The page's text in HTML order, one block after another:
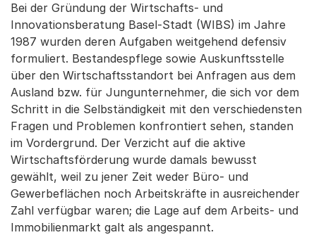
Bei der Gründung der Wirtschafts- und
Innovationsberatung Basel-Stadt (WIBS) im Jahre
1987 wurden deren Aufgaben weitgehend defensiv
formuliert. Bestandespflege sowie Auskunftsstelle
über den Wirtschaftsstandort bei Anfragen aus dem
Ausland bzw. für Jungunternehmer, die sich vor dem
Schritt in die Selbständigkeit mit den verschiedensten
Fragen und Problemen konfrontiert sehen, standen
im Vordergrund. Der Verzicht auf die aktive
Wirtschaftsförderung wurde damals bewusst
gewählt, weil zu jener Zeit weder Büro- und
Gewerbeflächen noch Arbeitskräfte in ausreichender
Zahl verfügbar waren; die Lage auf dem Arbeits- und
Immobilienmarkt galt als angespannt.